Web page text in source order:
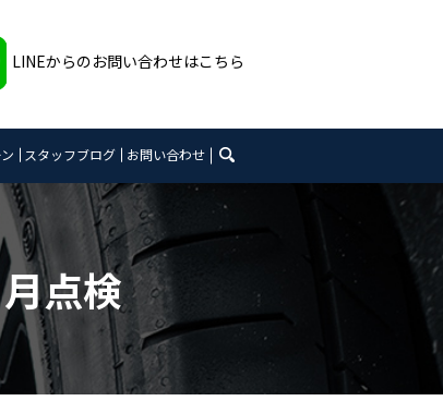
スタッフブログ お問い合わせ
LINEからのお問い合わせはこちら
点検